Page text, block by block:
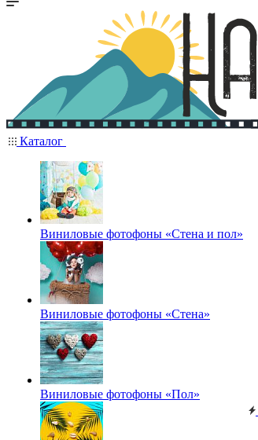
Каталог
Виниловые фотофоны «Стена и пол»
Виниловые фотофоны «Стена»
Виниловые фотофоны «Пол»